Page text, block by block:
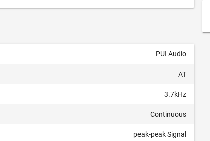
PUI Audio
AT
3.7kHz
Continuous
peak-peak Signal